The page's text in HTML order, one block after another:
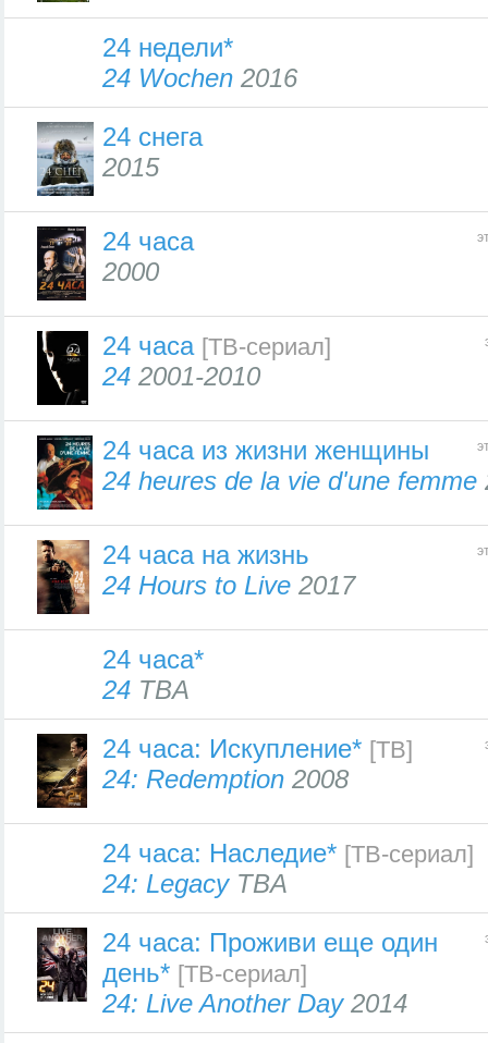
24 недели*
24 Wochen 2016
24 снега
2015
24 часа
2000
24 часа [ТВ-сериал]
24 2001-2010
24 часа из жизни женщины
24 heures de la vie d'une femme
24 часа на жизнь
24 Hours to Live 2017
24 часа*
24 TBA
24 часа: Искупление* [ТВ]
24: Redemption 2008
24 часа: Наследие* [ТВ-сериал]
24: LegacyTBA
24 часа: Проживи еще один
день* [ТВ-сериал]
24: Live Another Day2014